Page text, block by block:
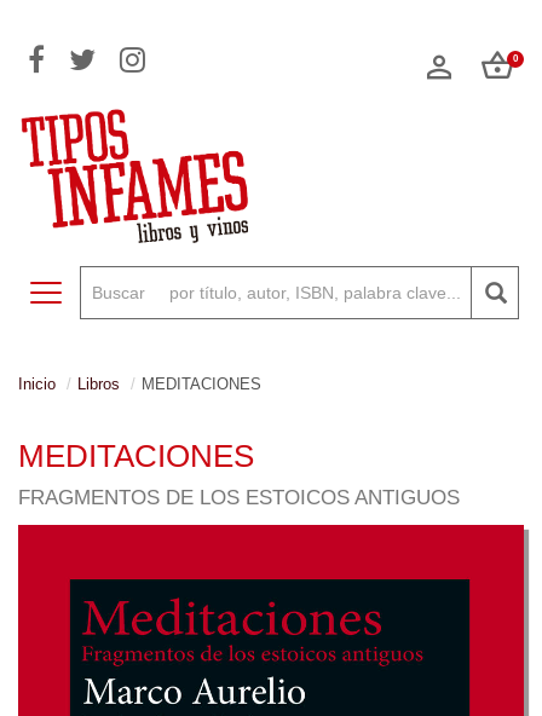
0
Toggle navigation
Inicio Libros MEDITACIONES
MEDITACIONES
FRAGMENTOS DE LOS ESTOICOS ANTIGUOS